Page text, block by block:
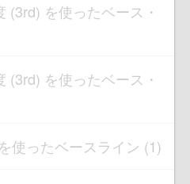
(3rd) を使ったベース・
(3rd) を使ったベース・
使ったベースライン (1)